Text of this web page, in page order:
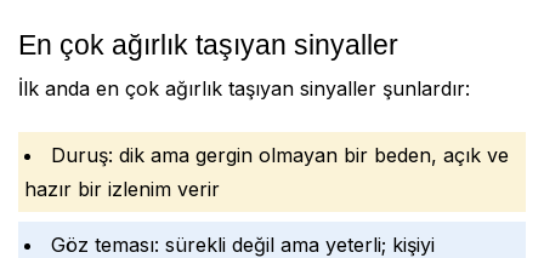
En çok ağırlık taşıyan sinyaller
İlk anda en çok ağırlık taşıyan sinyaller şunlardır:
Duruş: dik ama gergin olmayan bir beden, açık ve
hazır bir izlenim verir
Göz teması: sürekli değil ama yeterli; kişiyi